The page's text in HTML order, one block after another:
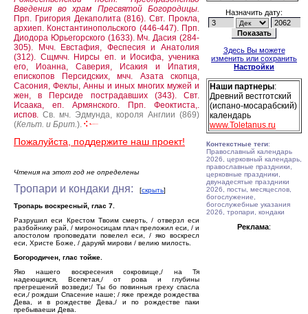
Введения во храм Пресвятой Богородицы.
Прп. Григория Декаполита (816).Свт. Прокла,
архиеп. Константинопольского (446-447). Прп.
Диодора Юрьегорского (1633). Мч. Дасия (284-
305).
Мчч. Евстафия, Феспесия и Анатолия
(312). Сщмчч. Нирсы еп. и Иосифа, ученика
его, Иоанна, Саверия, Исакия и Ипатия,
епископов Персидских, мчч. Азата скопца,
Сасония, Феклы, Анны и иных многих мужей и
жен, в Персиде пострадавших (343). Свт.
Исаака, еп. Армянского.
Прп. Феоктиста,.
испов. Св. мч. Эдмунда, короля Англии (869)
(Кельт. и Брит.).
Пожалуйста, поддержите наш проект!
Чтения на этот год не определены
Тропари и кондаки дня: [скрыть]
Тропарь воскресный, глас 7.
Разрушил еси Крестом Твоим смерть, / отверзл еси
разбойнику рай, / мироносицам плач преложил еси, / и
апостолом проповедати повелел еси, / яко воскресл
еси, Христе Боже, / даруяй мирови / велию милость.
Богородичен, глас тойже.
Яко нашего воскресения сокровище,/ на Тя
надеющияся, Всепетая,/ от рова и глубины
прегрешений возведи;/ Ты бо повинныя греху спасла
еси,/ рождши Спасение наше; / яже прежде рождества
Дева, и в рождестве Дева,/ и по рождестве паки
пребываеши Дева.
Назначить дату:
Здесь Вы можете
изменить или сохранить
Настройки
Наши партнеры:
Древний вестготский
(испано-мосарабский)
календарь
www.Toletanus.ru
Контекстные теги:
Православный календарь
2026, церковный календарь,
православные праздники,
церковные праздники,
двунадесятые праздники
2026, посты, месяцеслов,
богослужение,
богослужебные указания
2026, тропари, кондаки
Реклама: